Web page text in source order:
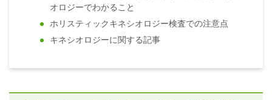
オロジーでわかること
ホリスティックキネシオロジー検査での注意点
キネシオロジーに関する記事